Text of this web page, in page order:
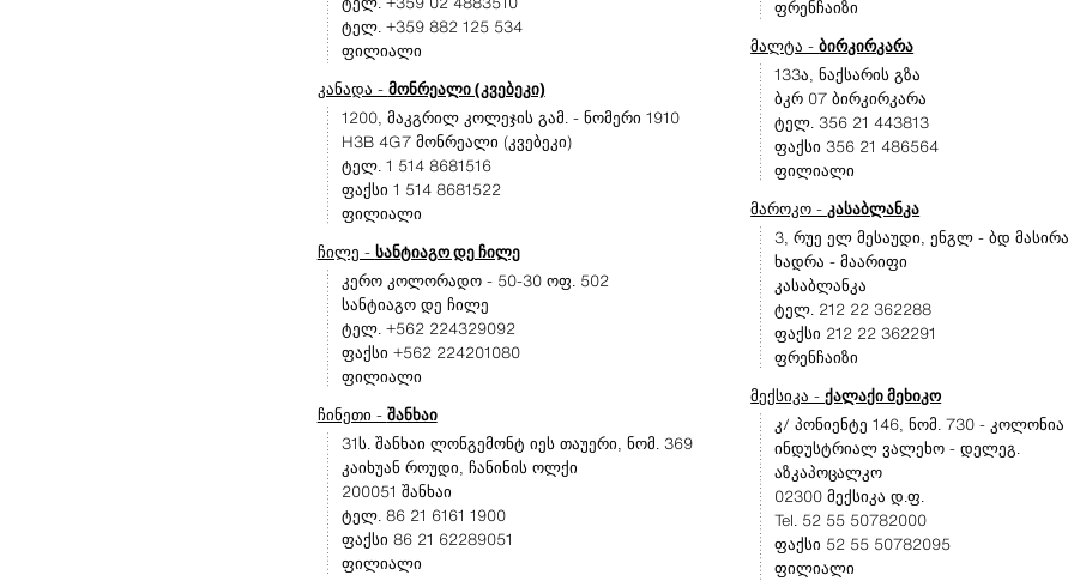
ტელ. +359 882 125 534
ფილიალი
კანადა - მონრეალი (კვებეკი)
1200, მაკგრილ კოლეჯის გამ. - ნომერი 1910
H3B 4G7 მონრეალი (კვებეკი)
ტელ. 1 514 8681516
ფაქსი 1 514 8681522
ფილიალი
ჩილე - სანტიაგო დე ჩილე
კერო კოლორადო - 50-30 ოფ. 502
სანტიაგო დე ჩილე
ტელ. +562 224329092
ფაქსი +562 224201080
ფილიალი
ჩინეთი - შანხაი
31ს. შანხაი ლონგემონტ იეს თაუერი, ნომ. 369
კაიხუან როუდი, ჩანინის ოლქი
200051 შანხაი
ტელ. 86 21 6161 1900
ფაქსი 86 21 62289051
ფილიალი
ფრენჩაიზი
მალტა -ბირკირკარა
133ა, ნაქსარის გზა
ბკრ 07 ბირკირკარა
ტელ. 356 21 443813
ფაქსი 356 21 486564
ფილიალი
მაროკო -კასაბლანკა
3, რუე ელ მესაუდი, ენგლ - ბდ
ხადრა - მაარიფი
კასაბლანკა
ტელ. 212 22 362288
ფაქსი 212 22 362291
ფრენჩაიზი
მექსიკა -ქალაქი მეხიკო
კ/ პონიენტე 146, ნომ. 730 - კოლონია
ინდუსტრიალ ვალეხო - დელეგ.
აზკაპოცალკო
02300 მექსიკა დ.ფ.
Tel. 52 55 50782000
ფაქსი 52 55 50782095
ფილიალი